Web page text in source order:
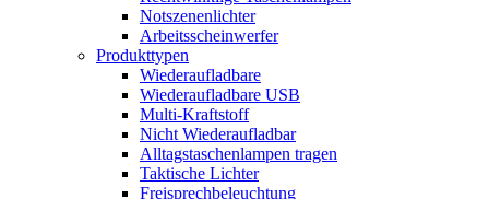
Notszenenlichter
Arbeitsscheinwerfer
Produkttypen
Wiederaufladbare
Wiederaufladbare USB
Multi-Kraftstoff
Nicht Wiederaufladbar
Alltagstaschenlampen tragen
Taktische Lichter
Freisprechbeleuchtung